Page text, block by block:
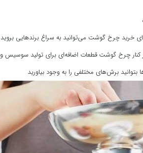
خرید چرخ گوشت می‌توانید به سراغ برندهایی بروید
کنار چرخ گوشت قطعات اضافه‌ای برای تولید سوسیس